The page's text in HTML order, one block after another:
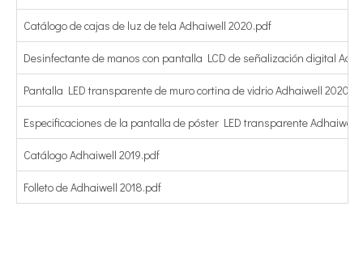
Catálogo de cajas de luz de tela Adhaiwell 2020.pdf
Desinfectante de manos con pantalla LCD de señalización digital
Pantalla LED transparente de muro cortina de vidrio Adhaiwell
Especificaciones de la pantalla de póster LED transparente Adhaiwell
Catálogo Adhaiwell 2019.pdf
Folleto de Adhaiwell 2018.pdf